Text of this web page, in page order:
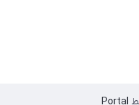
Portal